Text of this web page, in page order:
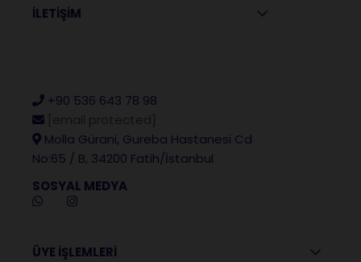
İLETİŞİM
+90 536 643 78 98
Molla Gürani, Gureba Hastanesi Cd
No:65 / B, 34200 Fatih/İstanbul
SOSYAL MEDYA
ÜYE İŞLEMLERİ